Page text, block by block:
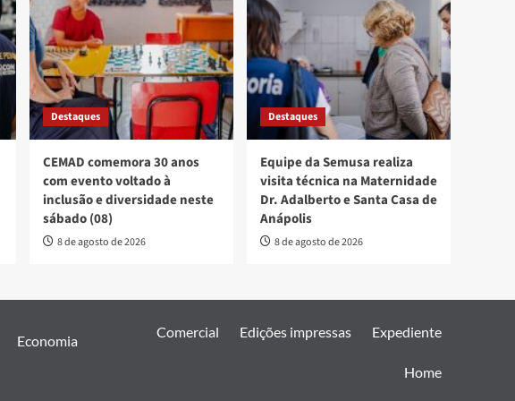
Destaques
CEMAD comemora 30 anos
com evento voltado à
inclusão e diversidade neste
sábado (08)
8 de agosto de 2026
Destaques
Equipe da Semusa realiza
visita técnica na Maternidade
Dr. Adalberto e Santa Casa de
Anápolis
8 de agosto de 2026
Economia
Comercial Edições impressas Expediente
Home